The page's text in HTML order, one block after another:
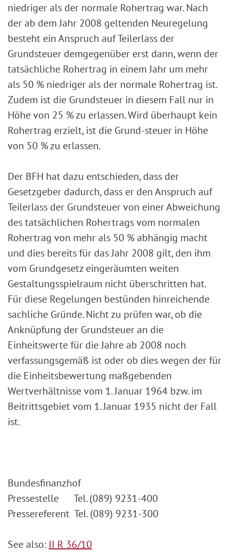
niedriger als der normale Rohertrag war. Nach
der ab dem Jahr 2008 geltenden Neuregelung
besteht ein Anspruch auf Teilerlass der
Grundsteuer demgegenüber erst dann, wenn der
tatsächliche Rohertrag in einem Jahr um mehr
als 50 % niedriger als der normale Rohertrag ist.
Zudem ist die Grundsteuer in diesem Fall nur in
Höhe von 25 % zu erlassen. Wird überhaupt kein
Rohertrag erzielt, ist die Grund-steuer in Höhe
von 50 % zu erlassen.
Der BFH hat dazu entschieden, dass der
Gesetzgeber dadurch, dass er den Anspruch auf
Teilerlass der Grundsteuer von einer Abweichung
des tatsächlichen Rohertrags vom normalen
Rohertrag von mehr als 50 % abhängig macht
und dies bereits für das Jahr 2008 gilt, den ihm
vom Grundgesetz eingeräumten weiten
Gestaltungsspielraum nicht überschritten hat.
Für diese Regelungen bestünden hinreichende
sachliche Gründe. Nicht zu prüfen war, ob die
Anknüpfung der Grundsteuer an die
Einheitswerte für die Jahre ab 2008 noch
verfassungsgemäß ist oder ob dies wegen der für
die Einheitsbewertung maßgebenden
Wertverhältnisse vom 1. Januar 1964 bzw. im
Beitrittsgebiet vom 1. Januar 1935 nicht der Fall
ist.
Bundesfinanzhof
Pressestelle Tel. (089) 9231-400
Pressereferent Tel. (089) 9231-300
See also: II R 36/10